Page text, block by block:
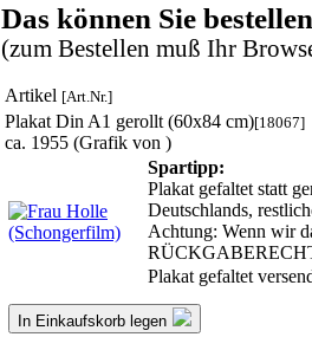
Das können Sie
(zum Bestellen muß Ihr
Artikel [Art.Nr.]
Plakat Din A1 gerollt (60x84 cm)[18067]
ca. 1955 (Grafik von )
Spartipp:
Plakat gefaltet statt
Deutschlands,
Achtung: Wenn wir
Plakat gefaltet
In Einkaufskorb legen